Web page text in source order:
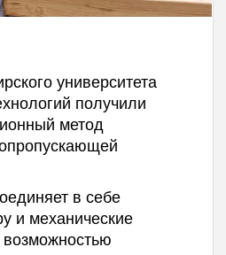
университета
получили
метод
в себе
и механические